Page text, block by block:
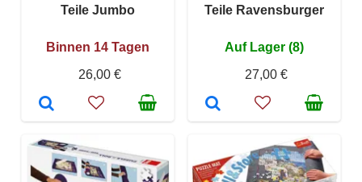
Teile Jumbo
Binnen 14 Tagen
26,00 €
Teile Ravensburger
Auf Lager (8)
27,00 €